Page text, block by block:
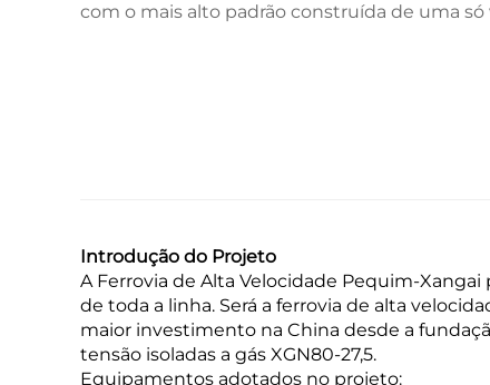
com o mais alto padrão construída de uma só
Introdução do Projeto
A Ferrovia de Alta Velocidade Pequim-
de toda a linha. Será a ferrovia de alta
maior investimento na China desde a
tensão isoladas a gás XGN80-27,5.
Equipamentos adotados no projeto: